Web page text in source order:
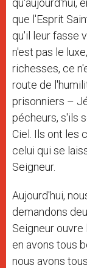
qu'aujourd'hui,
que l'Esprit
qu'il leur fasse
n'est pas le
richesses, ce
route de
prisonniers –
pécheurs, s'ils
Ciel. Ils ont les
celui qui se
Seigneur.
Aujourd'hui,
demandons
Seigneur
en avons tous
nous avons